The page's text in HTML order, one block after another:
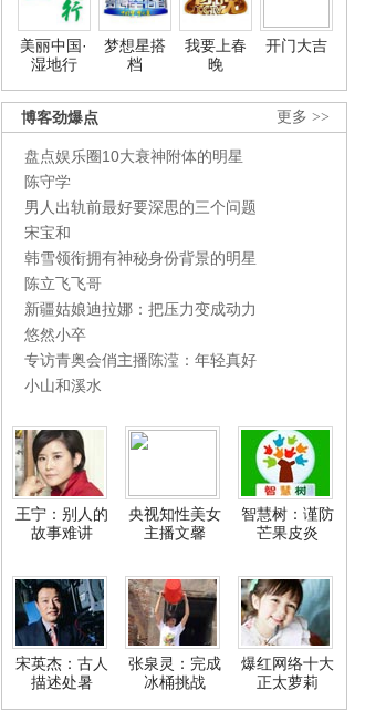
美丽中国·
湿地行
梦想星搭
档
我要上春
晚
开门大吉
更多 >>
博客劲爆点
盘点娱乐圈10大衰神附体的明星
陈守学
男人出轨前最好要深思的三个问题
宋宝和
韩雪领衔拥有神秘身份背景的明星
陈立飞飞哥
新疆姑娘迪拉娜：把压力变成动力
悠然小卒
专访青奥会俏主播陈滢：年轻真好
小山和溪水
王宁：别人的
故事难讲
央视知性美女
主播文馨
智慧树：谨防
芒果皮炎
宋英杰：古人
描述处暑
张泉灵：完成
冰桶挑战
爆红网络十大
正太萝莉